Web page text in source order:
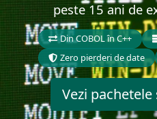
peste 15 ani de
Din COBOL în C++
Zero pierderi de date
Vezi